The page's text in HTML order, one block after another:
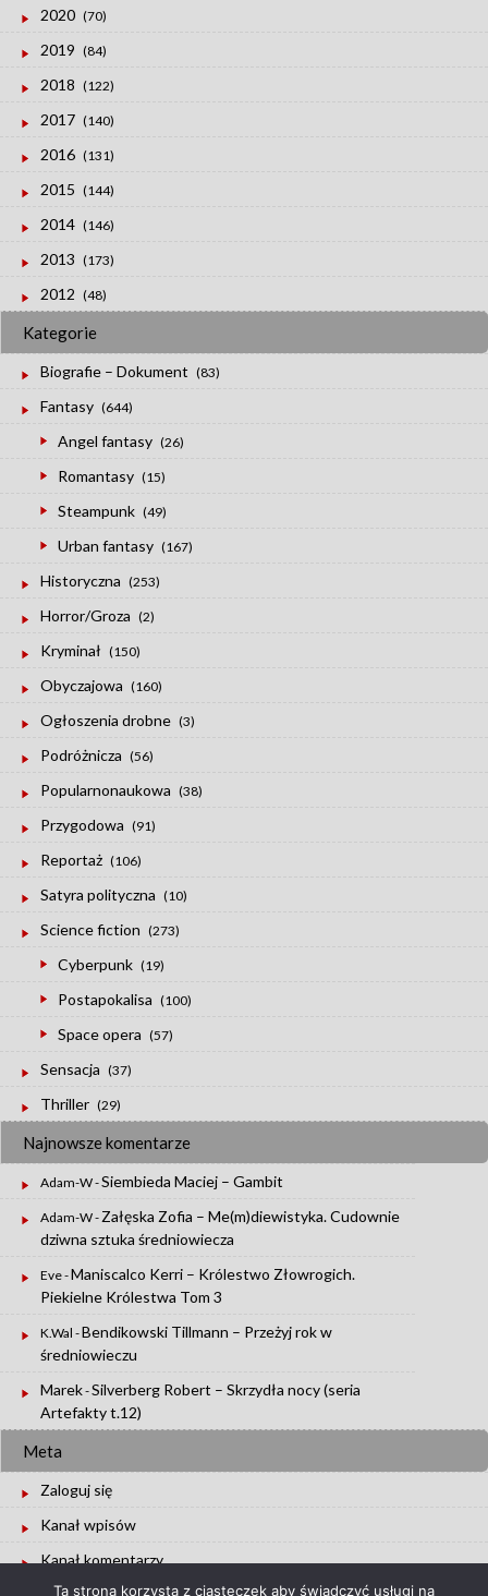
2020 (70)
2019 (84)
2018 (122)
2017 (140)
2016 (131)
2015 (144)
2014 (146)
2013 (173)
2012 (48)
Kategorie
Biografie – Dokument (83)
Fantasy (644)
Angel fantasy (26)
Romantasy (15)
Steampunk (49)
Urban fantasy (167)
Historyczna (253)
Horror/Groza (2)
Kryminał (150)
Obyczajowa (160)
Ogłoszenia drobne (3)
Podróżnicza (56)
Popularnonaukowa (38)
Przygodowa (91)
Reportaż (106)
Satyra polityczna (10)
Science fiction (273)
Cyberpunk (19)
Postapokalisa (100)
Space opera (57)
Sensacja (37)
Thriller (29)
Najnowsze komentarze
Adam-W-Siembieda Maciej – Gambit
Adam-W- Załęska Zofia – Me(m)diewistyka. Cudownie
dziwna sztuka średniowiecza
Eve-Maniscalco Kerri – Królestwo Złowrogich.
Piekielne Królestwa Tom 3
K.Wal -Bendikowski Tillmann – Przeżyj rok w
średniowieczu
Marek-Silverberg Robert – Skrzydła nocy (seria
Artefakty t.12)
Meta
Zaloguj się
Kanał wpisów
Kanał komentarzy
Ta strona korzysta z ciasteczek aby świadczyć usługi na